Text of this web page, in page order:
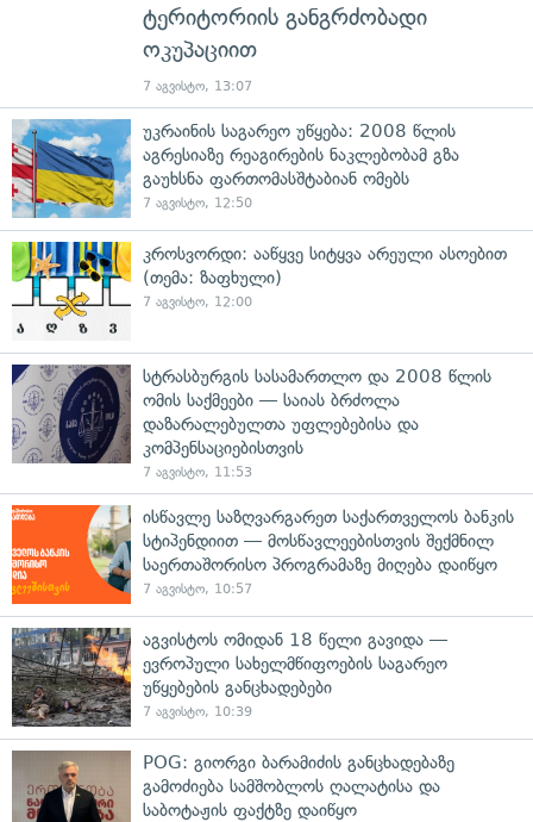
ტერიტორიის განგრძობადი
ოკუპაციით
7 აგვისტო, 13:07
უკრაინის საგარეო უწყება: 2008 წლის
აგრესიაზე რეაგირების ნაკლებობამ გზა
გაუხსნა ფართომასშტაბიან ომებს
7 აგვისტო, 12:50
კროსვორდი: ააწყვე სიტყვა არეული ასოებით
(თემა: ზაფხული)
7 აგვისტო, 12:00
სტრასბურგის სასამართლო და 2008 წლის
ომის საქმეები — საიას ბრძოლა
დაზარალებულთა უფლებებისა და
კომპენსაციებისთვის
7 აგვისტო, 11:53
ისწავლე საზღვარგარეთ საქართველოს ბანკის
სტიპენდიით — მოსწავლეებისთვის შექმნილ
საერთაშორისო პროგრამაზე მიღება დაიწყო
7 აგვისტო, 10:57
აგვისტოს ომიდან 18 წელი გავიდა —
ევროპული სახელმწიფოების საგარეო
უწყებების განცხადებები
7 აგვისტო, 10:39
POG: გიორგი ბარამიძის განცხადებაზე
გამოძიება სამშობლოს ღალატისა და
საბოტაჟის ფაქტზე დაიწყო